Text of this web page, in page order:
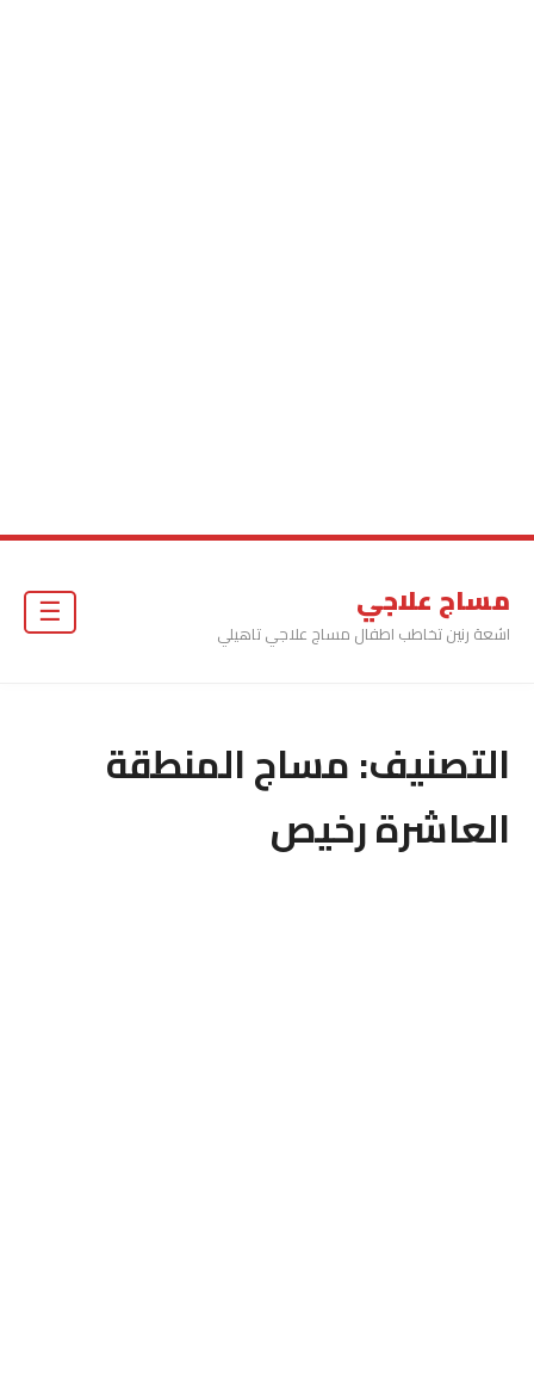
مساج علاجي
اشعة رنين تخاطب اطفال مساج علاجي تاهيلي
التصنيف:مساج المنطقة
العاشرة رخيص